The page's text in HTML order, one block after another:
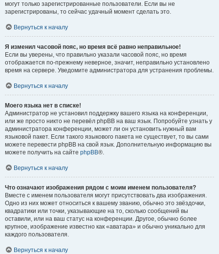
могут только зарегистрированные пользователи. Если вы не
зарегистрированы, то сейчас удачный момент сделать это.
Вернуться к началу
Я изменил часовой пояс, но время всё равно неправильное!
Если вы уверены, что правильно указали часовой пояс, но время
отображается по-прежнему неверное, значит, неправильно установлено
время на сервере. Уведомите администратора для устранения проблемы.
Вернуться к началу
Моего языка нет в списке!
Администратор не установил поддержку вашего языка на конференции,
или же просто никто не перевёл phpBB на ваш язык. Попробуйте узнать у
администратора конференции, может ли он установить нужный вам
языковой пакет. Если такого языкового пакета не существует, то вы сами
можете перевести phpBB на свой язык. Дополнительную информацию вы
можете получить на сайте phpBB®.
Вернуться к началу
Что означают изображения рядом с моим именем пользователя?
Вместе с именем пользователя могут присутствовать два изображения.
Одно из них может относиться к вашему званию, обычно это звёздочки,
квадратики или точки, указывающие на то, сколько сообщений вы
оставили, или на ваш статус на конференции. Другое, обычно более
крупное, изображение известно как «аватара» и обычно уникально для
каждого пользователя.
Вернуться к началу